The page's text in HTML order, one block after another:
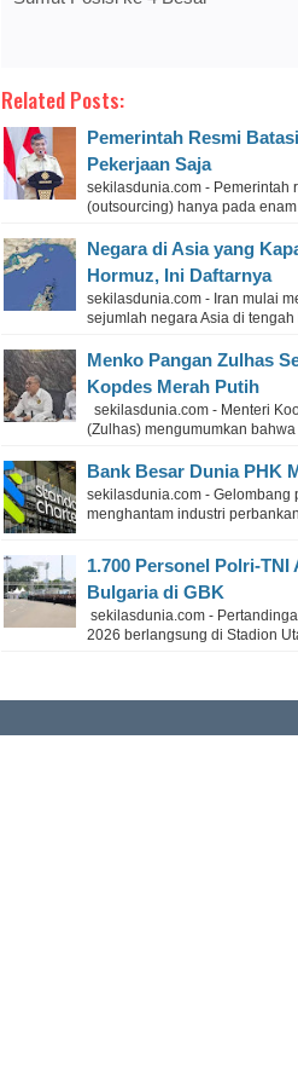
Related Posts:
Pemerintah Resmi
Pekerjaan Saja
sekilasdunia.com - Pemerintah
(outsourcing) hanya pada
Negara di Asia yang
Hormuz, Ini Daftarnya
sekilasdunia.com - Iran mulai
sejumlah negara Asia di
Menko Pangan Zulhas
Kopdes Merah Putih
sekilasdunia.com - Menteri
(Zulhas) mengumumkan
Bank Besar Dunia PHK
sekilasdunia.com - Gelombang
menghantam industri
1.700 Personel Polri-
Bulgaria di GBK
sekilasdunia.com -
2026 berlangsung di Stadion